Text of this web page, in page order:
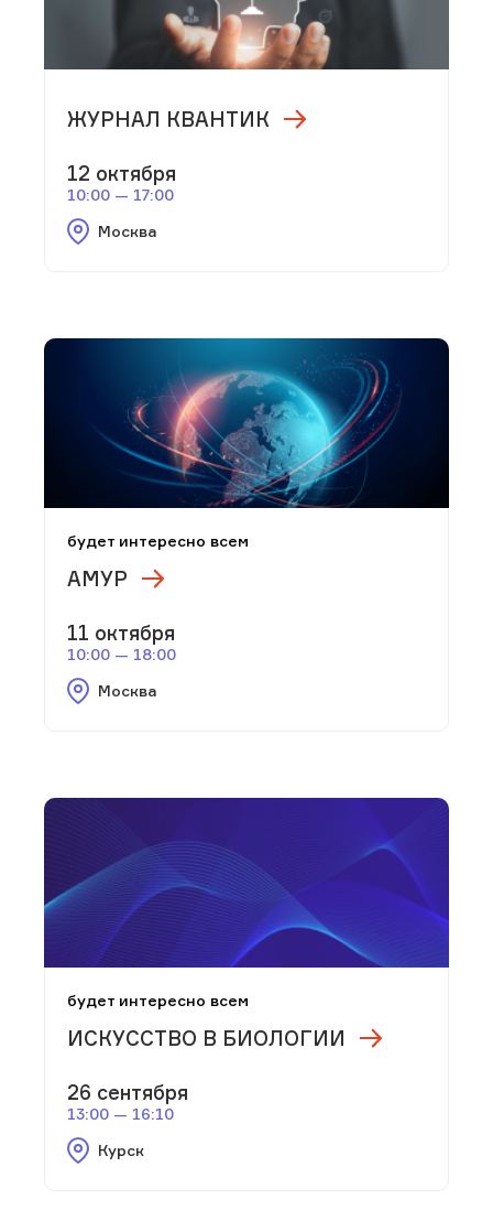
ЖУРНАЛ КВАНТИК
12 октября
10:00 — 17:00
Москва
будет интересно всем
АМУР
11 октября
10:00 — 18:00
Москва
будет интересно всем
ИСКУССТВО В БИОЛОГИИ
26 сентября
13:00 — 16:10
Курск